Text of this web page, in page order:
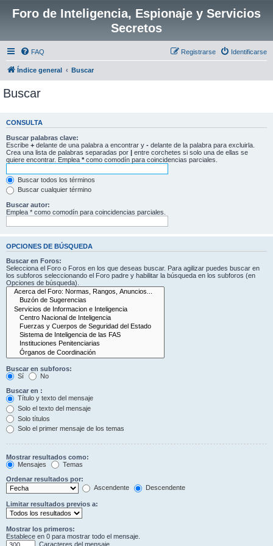
Foro de Inteligencia, Espionaje y Servicios
Secretos
FAQ Identificarse
Registrarse
Índice general Buscar
Buscar
CONSULTA
Buscar palabras clave:
Escribe + delante de una palabra a encontrar y - delante de la palabra para excluirla.
Crea una lista de palabras separadas por | entre corchetes si solo una de ellas se
quiere encontrar. Emplea * como comodín para coincidencias parciales.
Buscar todos los términos
Buscar cualquier término
Buscar autor:
Emplea * como comodín para coincidencias parciales.
OPCIONES DE BÚSQUEDA
Buscar en Foros:
Selecciona el Foro o Foros en los que deseas buscar. Para agilizar puedes buscar en
los subforos seleccionando el Foro padre y habilitar la búsqueda en los subforos (en
Opciones de búsqueda).
Buscar en subforos:
Sí
No
Buscar en :
Título y texto del mensaje
Solo el texto del mensaje
Solo títulos
Solo el primer mensaje de los temas
Mostrar resultados como:
Mensajes
Temas
Ordenar resultados por:
Ascendente
Descendente
Limitar resultados previos a:
Mostrar los primeros:
Establece en 0 para mostrar todo el mensaje.
Caracteres del mensaje